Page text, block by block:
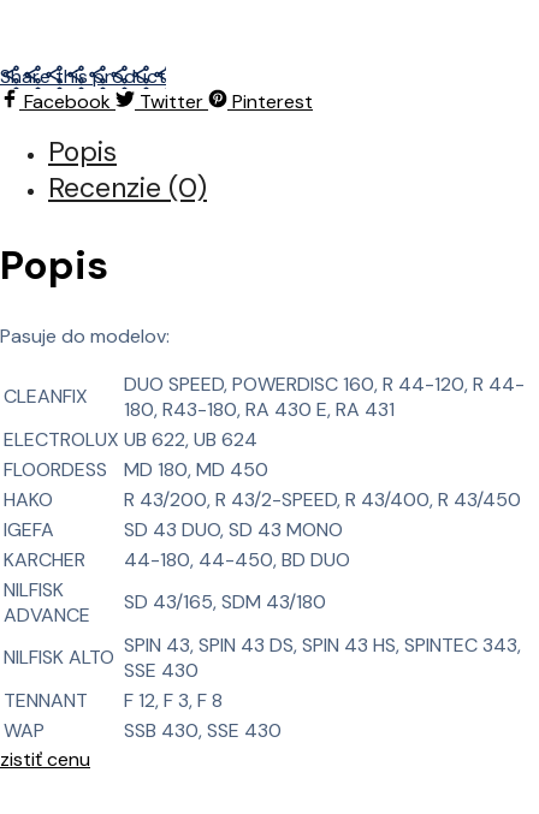
Share this product
Facebook
Twitter Pinterest
Popis
Recenzie (0)
Popis
Pasuje do modelov:
CLEANFIX
DUO SPEED, POWERDISC 160, R 44-120, R 44-
180, R43-180, RA 430 E, RA 431
ELECTROLUX UB 622, UB 624
FLOORDESS
MD 180, MD 450
HAKO
R 43/200, R 43/2-SPEED, R 43/400, R 43/450
IGEFA
SD 43 DUO, SD 43 MONO
KARCHER
44-180, 44-450, BD DUO
NILFISK
ADVANCE
SD 43/165, SDM 43/180
NILFISK ALTO SPIN 43, SPIN 43 DS, SPIN 43 HS, SPINTEC 343,
SSE 430
TENNANT
F 12, F 3, F 8
WAP
SSB 430, SSE 430
zistiť cenu